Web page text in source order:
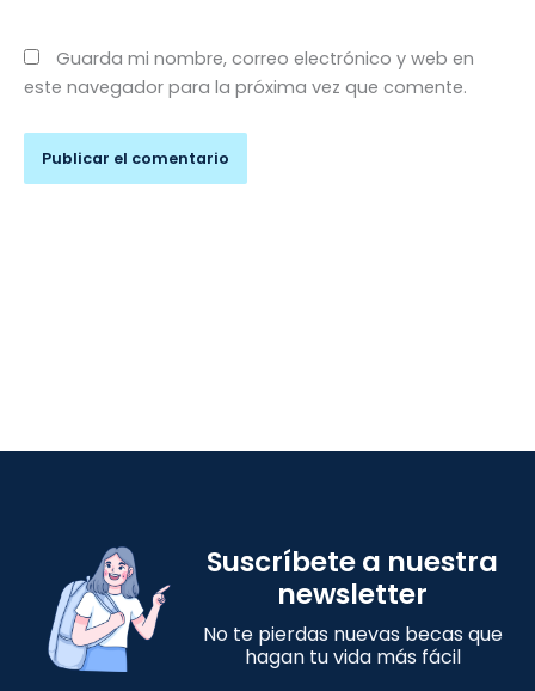
Guarda mi nombre, correo electrónico y web en
este navegador para la próxima vez que comente.
Suscríbete a nuestra
newsletter
No te pierdas nuevas becas que
hagan tu vida más fácil